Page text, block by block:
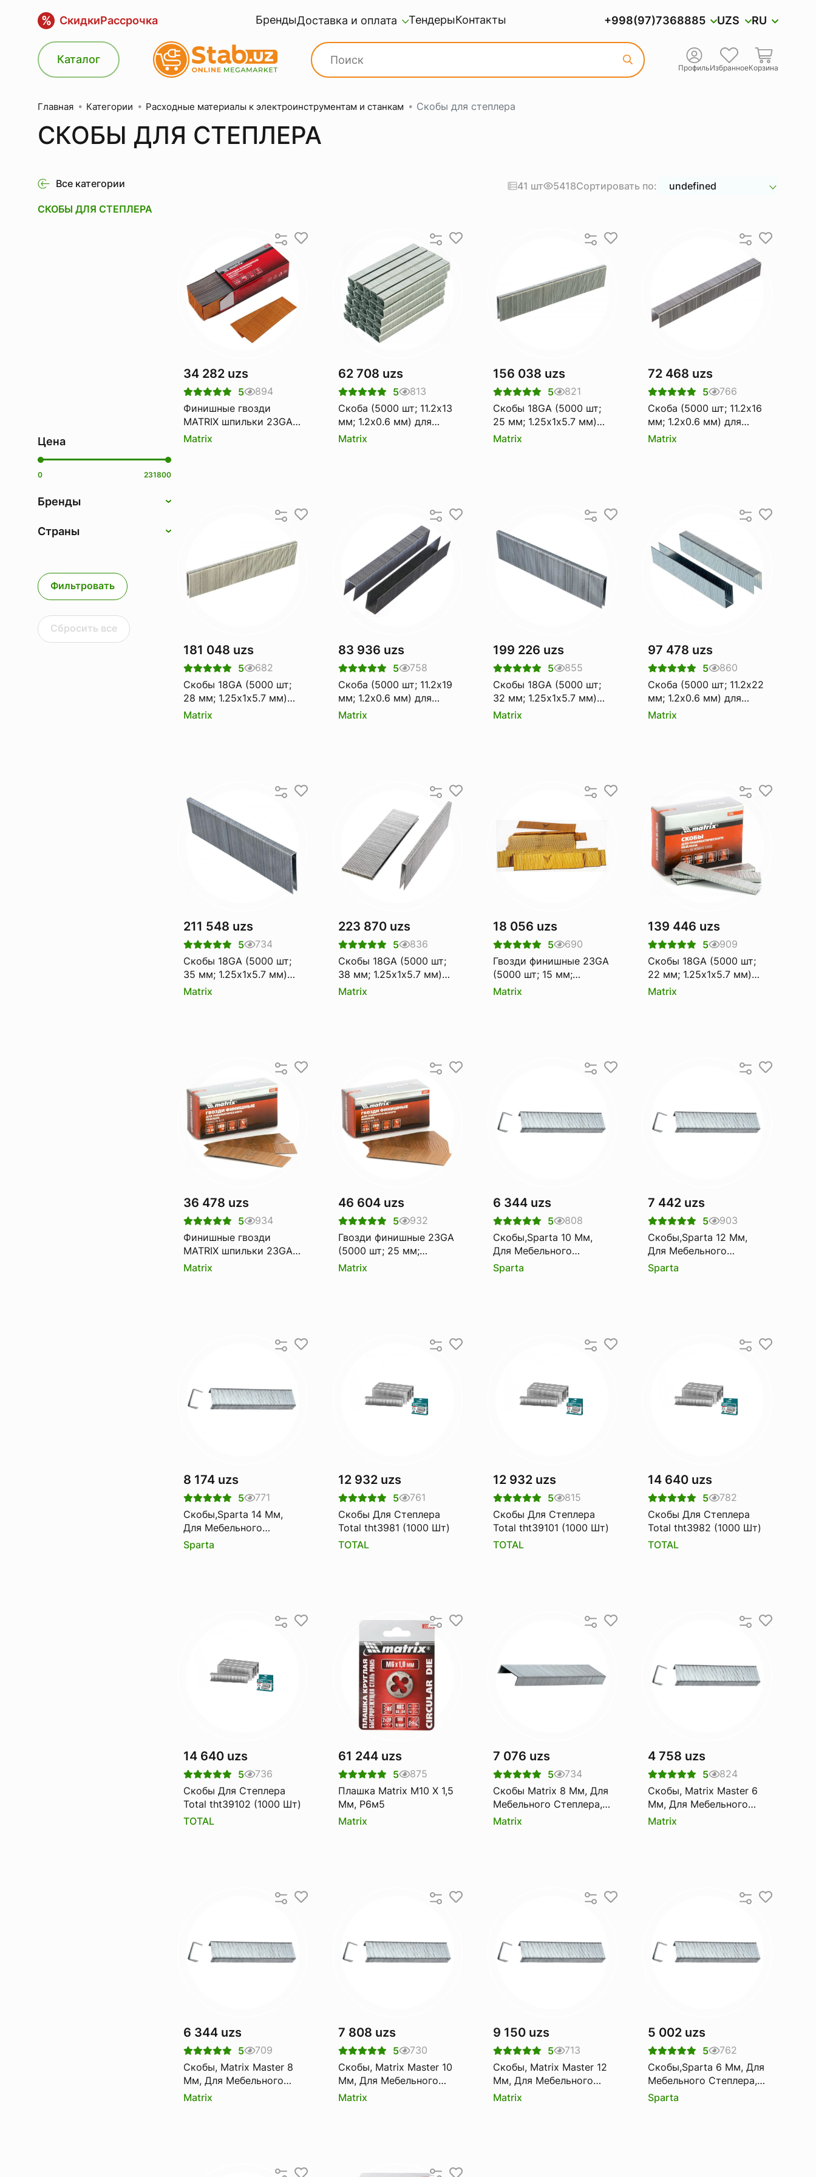
% СкидкиРассрочка БрендыДоставка и оплата ТендерыКонтакты +998(97)7368885 UZS RU
Каталог
ПрофильИзбранноеКорзина
Главная Категории Расходные материалы к электроинструментам и станкам Скобы для степлера
СКОБЫ ДЛЯ СТЕПЛЕРА
Все категории
СКОБЫ ДЛЯ СТЕПЛЕРА
Цена
0 231800
Бренды
Страны
Фильтровать
Сбросить все
41 шт 5418Сортировать по: undefined
34 282 uzs
5
894
Финишные гвозди
MATRIX шпильки 23GA
для пн. нейлера
Matrix
62 708 uzs
5
813
Скоба (5000 шт; 11.2х13
мм; 1.2х0.6 мм) для
пневматического
Matrix
156 038 uzs
5
821
Скобы 18GA (5000 шт;
25 мм; 1.25х1х5.7 мм)
для пневматического
Matrix
72 468 uzs
5
766
Скоба (5000 шт; 11.2х16
мм; 1.2х0.6 мм) для
пневматического
Matrix
181 048 uzs
5
682
Скобы 18GA (5000 шт;
28 мм; 1.25х1х5.7 мм)
для пневматического
Matrix
83 936 uzs
5
758
Скоба (5000 шт; 11.2х19
мм; 1.2х0.6 мм) для
пневматического
Matrix
199 226 uzs
5
855
Скобы 18GA (5000 шт;
32 мм; 1.25х1х5.7 мм)
для пневматического
Matrix
97 478 uzs
5
860
Скоба (5000 шт; 11.2х22
мм; 1.2х0.6 мм) для
пневматического
Matrix
211 548 uzs
5
734
Скобы 18GA (5000 шт;
35 мм; 1.25х1х5.7 мм)
для пневматического
Matrix
223 870 uzs
5
836
Скобы 18GA (5000 шт;
38 мм; 1.25х1х5.7 мм)
для пневматического
Matrix
18 056 uzs
5
690
Гвозди финишные 23GA
(5000 шт; 15 мм;
0.64х0.64 мм) MATRIX
Matrix
139 446 uzs
5
909
Скобы 18GA (5000 шт;
22 мм; 1.25х1х5.7 мм)
для пневматического
Matrix
36 478 uzs
5
934
Финишные гвозди
MATRIX шпильки 23GA
для пн. нейлера
Matrix
46 604 uzs
5
932
Гвозди финишные 23GA
(5000 шт; 25 мм;
0.64х0.64 мм) MATRIX
Matrix
6 344 uzs
5
808
Скобы,Sparta 10 Мм,
Для Мебельного
Степлера, Тип 53, 1000
Шт
Sparta
7 442 uzs
5
903
Скобы,Sparta 12 Мм,
Для Мебельного
Степлера, Тип 53, 1000
Шт
Sparta
8 174 uzs
5
771
Скобы,Sparta 14 Мм,
Для Мебельного
Степлера, Тип 53,, 1000
Шт
Sparta
12 932 uzs
5
761
Скобы Для Степлера
Total tht3981 (1000 Шт)
TOTAL
12 932 uzs
5
815
Скобы Для Степлера
Total tht39101 (1000 Шт)
TOTAL
14 640 uzs
5
782
Скобы Для Степлера
Total tht3982 (1000 Шт)
TOTAL
14 640 uzs
5
736
Скобы Для Степлера
Total tht39102 (1000 Шт)
TOTAL
61 244 uzs
5
875
Плашка Matrix М10 Х 1,5
Мм, Р6м5
Matrix
7 076 uzs
5
734
Скобы Matrix 8 Мм, Для
Мебельного Степлера,
Тип 53, 1000 Шт
Matrix
4 758 uzs
5
824
Скобы, Matrix Master 6
Мм, Для Мебельного
Степлера, Закаленные,
Matrix
6 344 uzs
5
709
Скобы, Matrix Master 8
Мм, Для Мебельного
Степлера, Закаленные,
Matrix
7 808 uzs
5
730
Скобы, Matrix Master 10
Мм, Для Мебельного
Степлера, Закаленные,
Matrix
9 150 uzs
5
713
Скобы, Matrix Master 12
Мм, Для Мебельного
Степлера, Закаленные,
Matrix
5 002 uzs
5
762
Скобы,Sparta 6 Мм, Для
Мебельного Степлера,
Тип 53, 1000 Шт
Sparta